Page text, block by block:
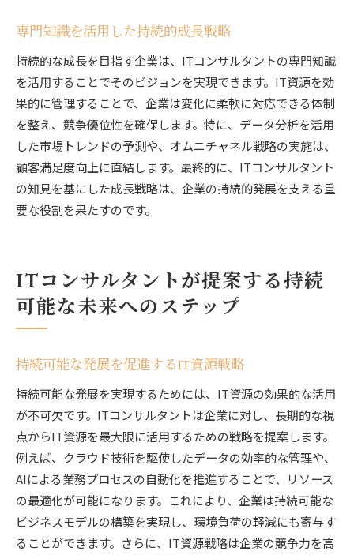
専門知識を活用した持続的成長戦略
持続的な成長を目指す企業は、ITコンサルタントの専門知識
を活用することでそのビジョンを実現できます。IT資源を効
果的に管理することで、企業は変化に柔軟に対応できる体制
を整え、競争優位性を確保します。特に、データ分析を活用
した市場トレンドの予測や、オムニチャネル戦略の実施は、
顧客満足度向上に直結します。最終的に、ITコンサルタント
の知見を基にした成長戦略は、企業の持続的発展を支える重
要な役割を果たすのです。
ITコンサルタントが提案する持続
可能な未来へのステップ
持続可能な発展を促進するIT資源戦略
持続可能な発展を実現するためには、IT資源の効果的な活用
が不可欠です。ITコンサルタントは企業に対し、長期的な視
点からIT資源を最大限に活用するための戦略を提案します。
例えば、クラウド技術を駆使したデータの効率的な管理や、
AIによる業務プロセスの自動化を推進することで、リソース
の最適化が可能になります。これにより、企業は持続可能な
ビジネスモデルの構築を実現し、環境負荷の軽減にも寄与す
ることができます。さらに、IT資源戦略は企業の競争力を高